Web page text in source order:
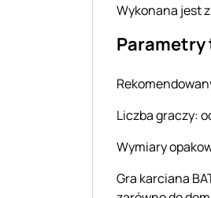
Wykonana jest
Liczba graczy:
Wymiary
Gra karciana